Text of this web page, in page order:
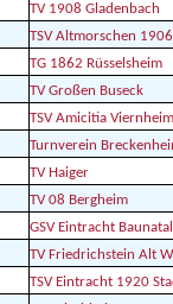
TV 1908 Gladenbach
TSV Altmorschen 1906
TG 1862 Rüsselsheim
TV Großen Buseck
TSV Amicitia Viernheim
Turnverein
TV Haiger
TV 08 Bergheim
GSV Eintracht
TV Friedrichstein Alt
TSV Eintracht 1920